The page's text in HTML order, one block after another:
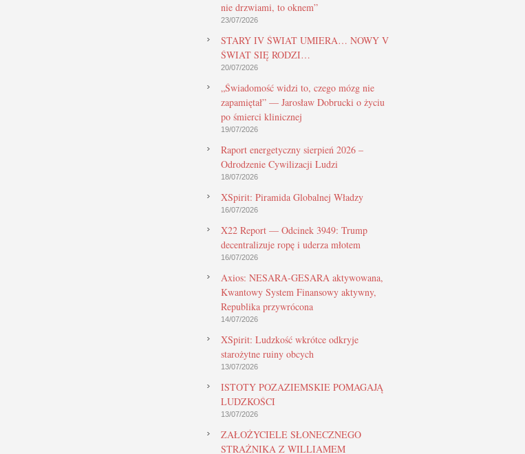
nie drzwiami, to oknem”
23/07/2026
STARY IV ŚWIAT UMIERA… NOWY V
ŚWIAT SIĘ RODZI…
20/07/2026
„Świadomość widzi to, czego mózg nie
zapamiętał” — Jarosław Dobrucki o życiu
po śmierci klinicznej
19/07/2026
Raport energetyczny sierpień 2026 –
Odrodzenie Cywilizacji Ludzi
18/07/2026
XSpirit: Piramida Globalnej Władzy
16/07/2026
X22 Report — Odcinek 3949: Trump
decentralizuje ropę i uderza młotem
16/07/2026
Axios: NESARA-GESARA aktywowana,
Kwantowy System Finansowy aktywny,
Republika przywrócona
14/07/2026
XSpirit: Ludzkość wkrótce odkryje
starożytne ruiny obcych
13/07/2026
ISTOTY POZAZIEMSKIE POMAGAJĄ
LUDZKOŚCI
13/07/2026
ZAŁOŻYCIELE SŁONECZNEGO
STRAŻNIKA Z WILLIAMEM